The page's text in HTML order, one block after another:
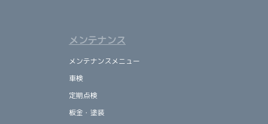
メンテナンス
メンテナンスメニュー
車検
定期点検
板金・塗装